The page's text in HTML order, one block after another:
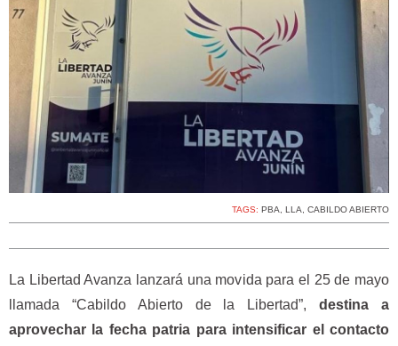
TAGS: PBA, LLA, CABILDO ABIERTO
La Libertad Avanza lanzará una movida para el 25 de mayo
llamada “Cabildo Abierto de la Libertad”, destina a
aprovechar la fecha patria para intensificar el contacto